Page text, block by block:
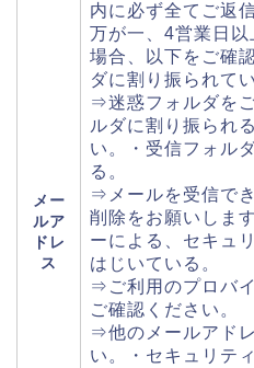
メー
ルア
ドレ
ス
内に必ず全てご返
万が一、4営業日
場合、以下をご確
ダに割り振られてい
⇒迷惑フォルダを
ルダに割り振られ
い。・受信フォル
る。
⇒メールを受信で
削除をお願いしま
ーによる、セキュ
はじいている。
⇒ご利用のプロバ
ご確認ください。
⇒他のメールアド
い。・セキュリテ